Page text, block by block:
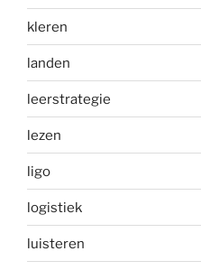
kleren
landen
leerstrategie
lezen
ligo
logistiek
luisteren